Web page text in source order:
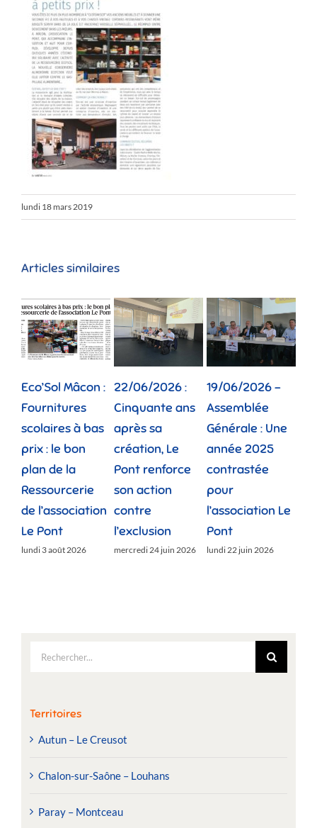
lundi 18 mars 2019
Articles similaires
Eco’Sol Mâcon :
Fournitures
scolaires à bas
prix : le bon
plan de la
Ressourcerie
de l’association
Le Pont
lundi 3 août 2026
22/06/2026 :
Cinquante ans
après sa
création, Le
Pont renforce
son action
contre
l’exclusion
mercredi 24 juin 2026
19/06/2026 –
Assemblée
Générale : Une
année 2025
contrastée
pour
l’association Le
Pont
lundi 22 juin 2026
Rechercher:
Territoires
Autun – Le Creusot
Chalon-sur-Saône – Louhans
Paray – Montceau